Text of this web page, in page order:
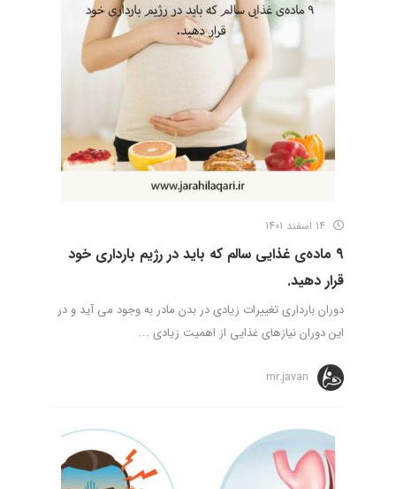
9 ماده‌ی غذایی سالم که باید در رژیم بارداری خود
قرار دهید.
دوران بارداری تغییرات زیادی در بدن مادر به وجود می آید و در
این دوران نیاز‌های غذایی از اهمیت زیادی ...
mr.javan